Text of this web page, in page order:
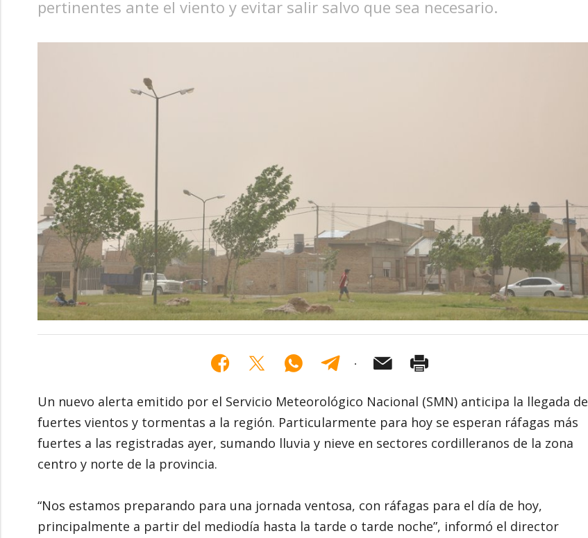
pertinentes ante el viento y evitar salir salvo que sea necesario.
Un nuevo alerta emitido por el Servicio Meteorológico Nacional (SMN) anticipa la llegada de
fuertes vientos y tormentas a la región. Particularmente para hoy se esperan ráfagas más
fuertes a las registradas ayer, sumando lluvia y nieve en sectores cordilleranos de la zona
centro y norte de la provincia.
“Nos estamos preparando para una jornada ventosa, con ráfagas para el día de hoy,
principalmente a partir del mediodía hasta la tarde o tarde noche”, informó el director